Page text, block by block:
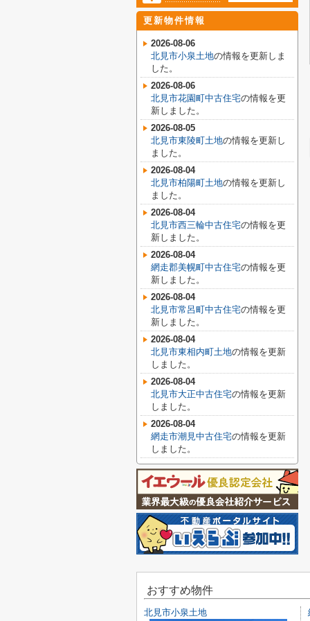
更新物件情報
2026-08-06
北見市小泉土地の情報を更新しま
した。
2026-08-06
北見市花園町中古住宅の情報を更
新しました。
2026-08-05
北見市東陵町土地の情報を更新し
ました。
2026-08-04
北見市柏陽町土地の情報を更新し
ました。
2026-08-04
北見市西三輪中古住宅の情報を更
新しました。
2026-08-04
網走郡美幌町中古住宅の情報を更
新しました。
2026-08-04
北見市常呂町中古住宅の情報を更
新しました。
2026-08-04
北見市東相内町土地の情報を更新
しました。
2026-08-04
北見市大正中古住宅の情報を更新
しました。
2026-08-04
網走市潮見中古住宅の情報を更新
しました。
おすすめ物件
北見市小泉土地